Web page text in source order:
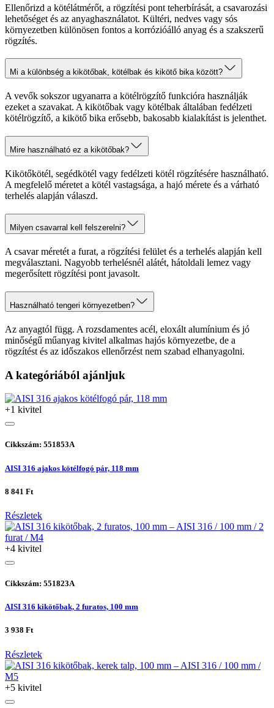
Ellenőrizd a kötélátmérőt, a rögzítési pont teherbírását, a csavarozási
lehetőséget és az anyaghasználatot. Kültéri, nedves vagy sós
környezetben különösen fontos a korrózióálló anyag és a szakszerű
rögzítés.
Mi a különbség a kikötőbak, kötélbak és kikötő bika között?
A vevők sokszor ugyanarra a kötélrögzítő funkcióra használják
ezeket a szavakat. A kikötőbak vagy kötélbak általában fedélzeti
kötélrögzítő, a kikötő bika erősebb, bakosabb kialakítást is jelenthet.
Mire használható ez a kikötőbak?
Kikötőkötél, segédkötél vagy fedélzeti kötél rögzítésére használható.
A megfelelő méretet a kötél vastagsága, a hajó mérete és a várható
terhelés alapján válaszd.
Milyen csavarral kell felszerelni?
A csavar méretét a furat, a rögzítési felület és a terhelés alapján kell
megválasztani. Nagyobb terhelésnél alátét, hátoldali lemez vagy
megerősített rögzítési pont javasolt.
Használható tengeri környezetben?
Az anyagtól függ. A rozsdamentes acél, eloxált alumínium és jó
minőségű műanyag kivitel alkalmas hajós környezetbe, de a
rögzítést és az időszakos ellenőrzést nem szabad elhanyagolni.
A kategóriából ajánljuk
+1 kivitel
Cikkszám: 551853A
AISI 316 ajakos kötélfogó pár, 118 mm
8 841 Ft
Részletek
+4 kivitel
Cikkszám: 551823A
AISI 316 kikötőbak, 2 furatos, 100 mm
3 938 Ft
Részletek
+5 kivitel